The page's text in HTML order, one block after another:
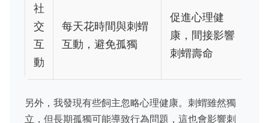
社
交
互
動
每天花時間與刺蝟
互動，避免孤獨
促進心理健
康，間接影響
刺蝟壽命
另外，我發現有些飼主忽略心理健康。刺蝟雖然獨
立，但長期孤獨可能導致行為問題，這也會影響刺